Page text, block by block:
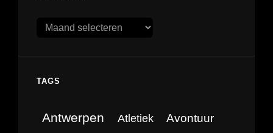
Archieven
TAGS
Antwerpen Atletiek Avontuur